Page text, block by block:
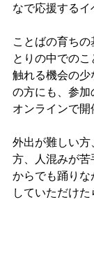
なで応援するイ
ことばの育ち
とりの中での
触れる機会の
の方にも、参加
オンラインで開
外出が難しい方
方、人混みが苦
からでも踊り
していただけた